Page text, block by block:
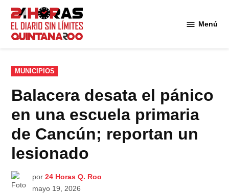
Saltar
contenido
Menú
PUBLICADO
EN
MUNICIPIOS
Balacera desata el pánico
en una escuela primaria
de Cancún; reportan un
lesionado
por 24 Horas Q. Roo
mayo 19, 2026